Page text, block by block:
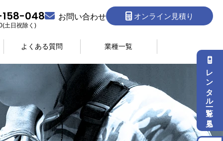
048
土日祝除く)
お問い合わせ オンライン見積り
よくある質問 業種一覧
レンタル一覧を見る